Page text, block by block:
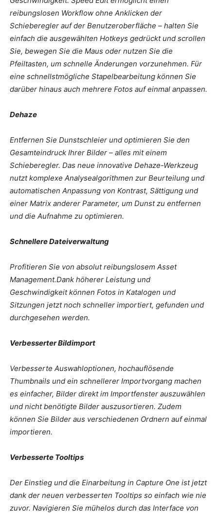
reibungslosen Workflow ohne Anklicken der
Schieberegler auf der Benutzeroberfläche – halten Sie
einfach die ausgewählten Hotkeys gedrückt und scrollen
Sie, bewegen Sie die Maus oder nutzen Sie die
Pfeiltasten, um schnelle Änderungen vorzunehmen. Für
eine schnellstmögliche Stapelbearbeitung können Sie
darüber hinaus auch mehrere Fotos auf einmal anpassen.
Dehaze
Entfernen Sie Dunstschleier und optimieren Sie den
Gesamteindruck Ihrer Bilder – alles mit einem
Schieberegler. Das neue innovative Dehaze-Werkzeug
nutzt komplexe Analysealgorithmen zur Beurteilung und
automatischen Anpassung von Kontrast, Sättigung und
einer Matrix anderer Parameter, um Dunst zu entfernen
und die Aufnahme zu optimieren.
Schnellere Dateiverwaltung
Profitieren Sie von absolut reibungslosem Asset
Management.Dank höherer Leistung und
Geschwindigkeit können Fotos in Katalogen und
Sitzungen jetzt noch schneller importiert, gefunden und
durchgesehen werden.
Verbesserter Bildimport
Verbesserte Auswahloptionen, hochauflösende
Thumbnails und ein schnellerer Importvorgang machen
es einfacher, Bilder direkt im Importfenster auszuwählen
und nicht benötigte Bilder auszusortieren. Zudem
können Sie Bilder aus verschiedenen Ordnern auf einmal
importieren.
Verbesserte Tooltips
Der Einstieg und die Einarbeitung in Capture One ist jetzt
dank der neuen verbesserten Tooltips so einfach wie nie
zuvor. Navigieren Sie mühelos durch das Interface von